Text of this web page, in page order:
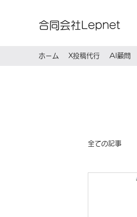
合同会社Lepnet
ホーム X投稿代行 AI顧問
全ての記事